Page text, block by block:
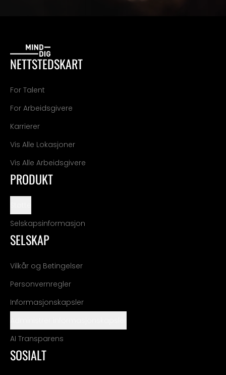
NETTSTEDSKART
For Talent
For Arbeidsgivere
Karrierer
Vis Alle Lokasjoner
Vis Alle Arbeidsgivere
PRODUKT
Selskapsinformasjon
SELSKAP
Vilkår og Betingelser
Personvernregler
Informasjonskapsler
AI Transparens
SOSIALT